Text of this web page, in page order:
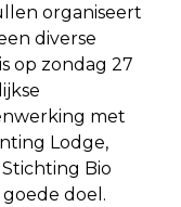
organiseert
diverse
op zondag 27
met
Lodge,
Bio
doel.